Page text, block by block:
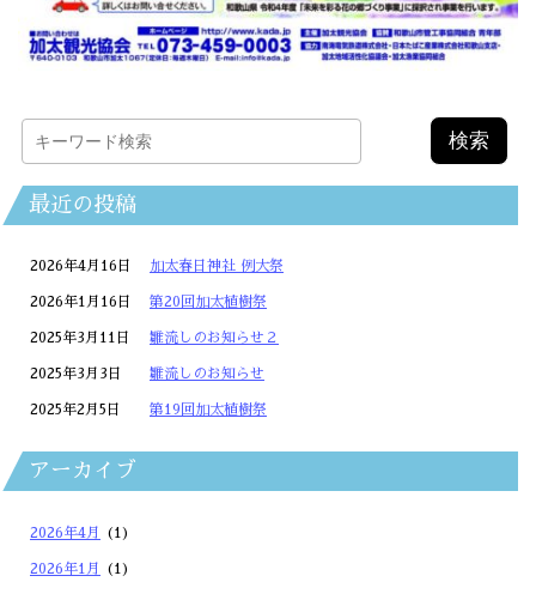
最近の投稿
加太春日神社 例大祭
2026年4月16日
第20回加太植樹祭
2026年1月16日
雛流しのお知らせ２
2025年3月11日
雛流しのお知らせ
2025年3月3日
第19回加太植樹祭
2025年2月5日
アーカイブ
2026年4月 (1)
2026年1月 (1)